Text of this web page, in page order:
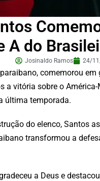
A do
Josinaldo Ramos 24/
comemorou
vitória sobre o
última temporada.
do elenco, Santos
transformou a
a Deus e